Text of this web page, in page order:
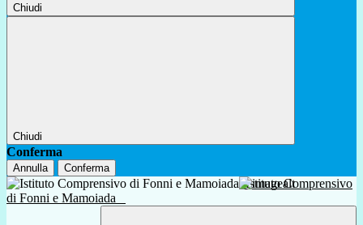
Chiudi
Chiudi
Conferma
Annulla Conferma
Istituto Comprensivo
di Fonni e Mamoiada